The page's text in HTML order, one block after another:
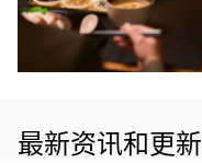
最新资讯和更新